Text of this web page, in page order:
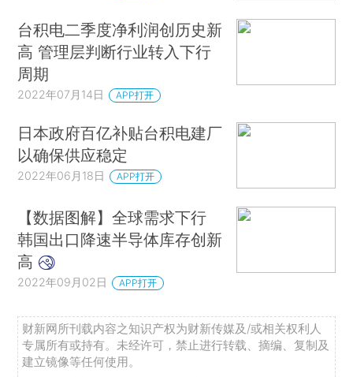
台积电二季度净利润创历史新
高 管理层判断行业转入下行
周期
2022年07月14日 APP打开
日本政府百亿补贴台积电建厂
以确保供应稳定
2022年06月18日 APP打开
【数据图解】全球需求下行
韩国出口降速半导体库存创新
高
2022年09月02日 APP打开
财新网所刊载内容之知识产权为财新传媒及/或相关权利人
专属所有或持有。未经许可，禁止进行转载、摘编、复制及
建立镜像等任何使用。